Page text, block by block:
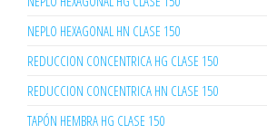
NEPLO HEXAGONAL HN CLASE 150
REDUCCION CONCENTRICA HG CLASE 150
REDUCCION CONCENTRICA HN CLASE 150
TAPÓN HEMBRA HG CLASE 150